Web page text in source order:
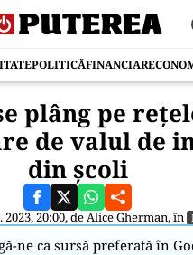
POLITICĂFINANCIAR
plâng pe
de valul de
din școli
20:00, deAlice Gherman, în
ne ca sursă preferată în